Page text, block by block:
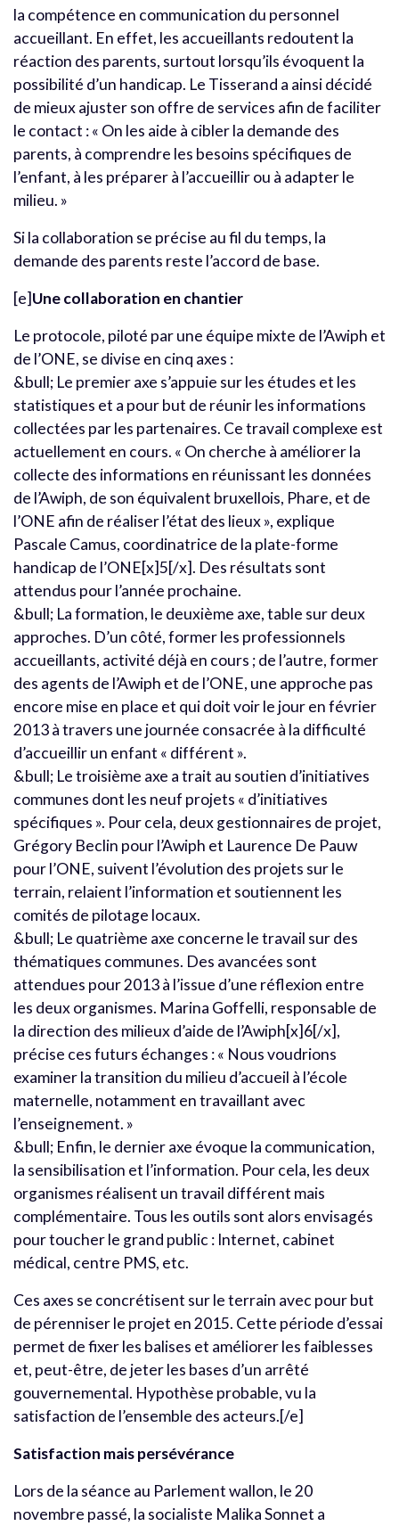
la compétence en communication du personnel
accueillant. En effet, les accueillants redoutent la
réaction des parents, surtout lorsqu’ils évoquent la
possibilité d’un handicap. Le Tisserand a ainsi décidé
de mieux ajuster son offre de services afin de faciliter
le contact : « On les aide à cibler la demande des
parents, à comprendre les besoins spécifiques de
l’enfant, à les préparer à l’accueillir ou à adapter le
milieu. »
Si la collaboration se précise au fil du temps, la
demande des parents reste l’accord de base.
[e]Une collaboration en chantier
Le protocole, piloté par une équipe mixte de l’Awiph et
de l’ONE, se divise en cinq axes :
&bull; Le premier axe s’appuie sur les études et les
statistiques et a pour but de réunir les informations
collectées par les partenaires. Ce travail complexe est
actuellement en cours. « On cherche à améliorer la
collecte des informations en réunissant les données
de l’Awiph, de son équivalent bruxellois, Phare, et de
l’ONE afin de réaliser l’état des lieux », explique
Pascale Camus, coordinatrice de la plate-forme
handicap de l’ONE[x]5[/x]. Des résultats sont
attendus pour l’année prochaine.
&bull; La formation, le deuxième axe, table sur deux
approches. D’un côté, former les professionnels
accueillants, activité déjà en cours ; de l’autre, former
des agents de l’Awiph et de l’ONE, une approche pas
encore mise en place et qui doit voir le jour en février
2013 à travers une journée consacrée à la difficulté
d’accueillir un enfant « différent ».
&bull; Le troisième axe a trait au soutien d’initiatives
communes dont les neuf projets « d’initiatives
spécifiques ». Pour cela, deux gestionnaires de projet,
Grégory Beclin pour l’Awiph et Laurence De Pauw
pour l’ONE, suivent l’évolution des projets sur le
terrain, relaient l’information et soutiennent les
comités de pilotage locaux.
&bull; Le quatrième axe concerne le travail sur des
thématiques communes. Des avancées sont
attendues pour 2013 à l’issue d’une réflexion entre
les deux organismes. Marina Goffelli, responsable de
la direction des milieux d’aide de l’Awiph[x]6[/x],
précise ces futurs échanges : « Nous voudrions
examiner la transition du milieu d’accueil à l’école
maternelle, notamment en travaillant avec
l’enseignement. »
&bull; Enfin, le dernier axe évoque la communication,
la sensibilisation et l’information. Pour cela, les deux
organismes réalisent un travail différent mais
complémentaire. Tous les outils sont alors envisagés
pour toucher le grand public : Internet, cabinet
médical, centre PMS, etc.
Ces axes se concrétisent sur le terrain avec pour but
de pérenniser le projet en 2015. Cette période d’essai
permet de fixer les balises et améliorer les faiblesses
et, peut-être, de jeter les bases d’un arrêté
gouvernemental. Hypothèse probable, vu la
satisfaction de l’ensemble des acteurs.[/e]
Satisfaction mais persévérance
Lors de la séance au Parlement wallon, le 20
novembre passé, la socialiste Malika Sonnet a